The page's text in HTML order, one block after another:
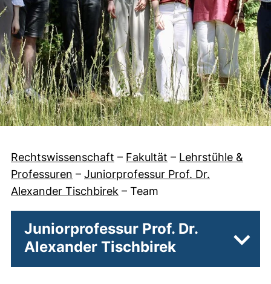
Rechtswissenschaft – Fakultät – Lehrstühle &
Professuren – Juniorprofessur Prof. Dr.
Alexander Tischbirek – Team
Juniorprofessur Prof. Dr.
Alexander Tischbirek